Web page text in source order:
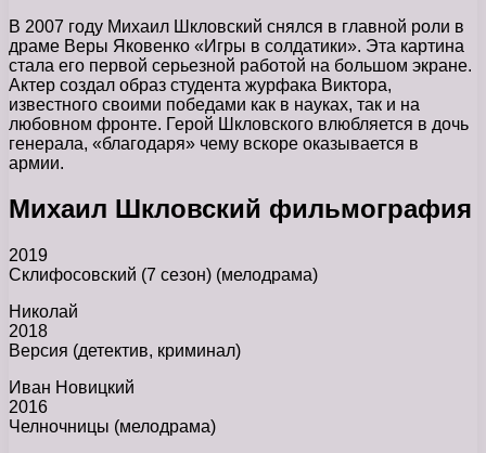
В 2007 году Михаил Шкловский снялся в главной роли в
драме Веры Яковенко «Игры в солдатики». Эта картина
стала его первой серьезной работой на большом экране.
Актер создал образ студента журфака Виктора,
известного своими победами как в науках, так и на
любовном фронте. Герой Шкловского влюбляется в дочь
генерала, «благодаря» чему вскоре оказывается в
армии.
Михаил Шкловский фильмография
2019
Склифосовский (7 сезон) (мелодрама)
Николай
2018
Версия (детектив, криминал)
Иван Новицкий
2016
Челночницы (мелодрама)